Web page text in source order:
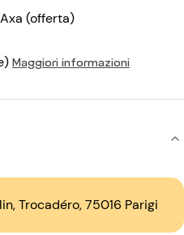
(offerta)
Maggiori informazioni
Trocadéro, 75016 Parigi